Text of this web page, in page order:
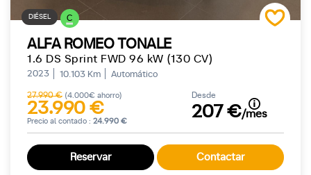
DIÉSEL C
ALFA ROMEO TONALE
1.6 DS Sprint FWD 96 kW (130 CV)
2023 10.103 Km Automático
27.990 € (4.000€ ahorro)
23.990 €
Precio al contado : 24.990 €
Desde
207 €/mes
Reservar Contactar